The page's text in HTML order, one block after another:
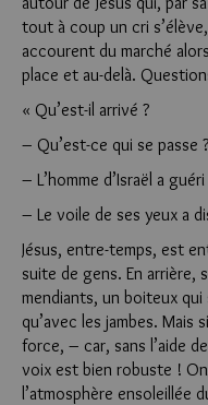
tout à coup un cri
accourent du marché
place et au-delà.
« Qu’est-il arrivé ?
– Qu’est-ce qui se passe ?
– L’homme d’Israël a
– Le voile de ses yeux a
Jésus, entre-temps, est
suite de gens. En arrière,
mendiants, un boiteux
qu’avec les jambes. Mais
force, – car, sans l’aide
voix est bien robuste !
l’atmosphère ensoleillée